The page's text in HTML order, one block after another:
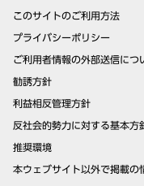
このサイトのご利用方法
プライバシーポリシー
ご利用者情報の外部送信につ
勧誘方針
利益相反管理方針
反社会的勢力に対する基本方
推奨環境
本ウェブサイト以外で掲載の